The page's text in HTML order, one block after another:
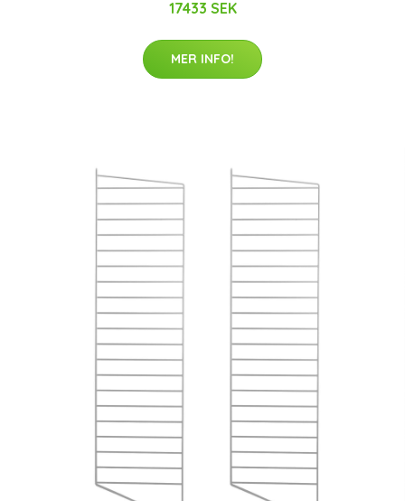
17433 SEK
MER INFO!